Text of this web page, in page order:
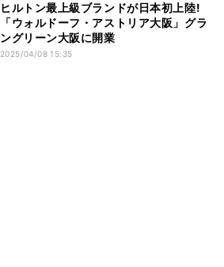
ヒルトン最上級ブランドが日本初上陸!
「ウォルドーフ・アストリア大阪」グラ
ングリーン大阪に開業
2025/04/08 15:35